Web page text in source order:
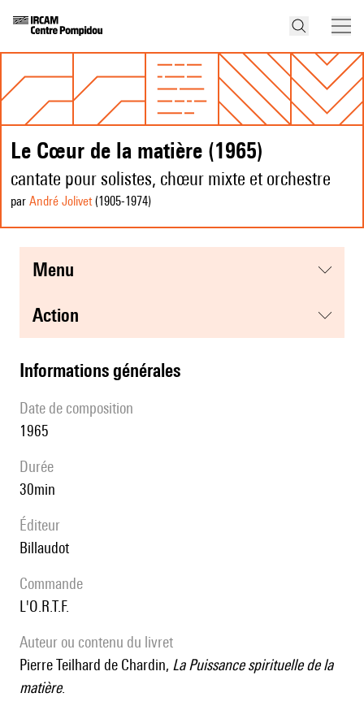
Le Cœur de la matière (1965)
cantate pour solistes, chœur mixte et orchestre
par André Jolivet(1905-1974)
menu
action
informations générales
date de composition
1965
durée
30min
éditeur
Billaudot
Commande
l'O.R.T.F.
Auteur ou contenu du livret
Pierre Teilhard de Chardin, La Puissance spirituelle de la
matière.